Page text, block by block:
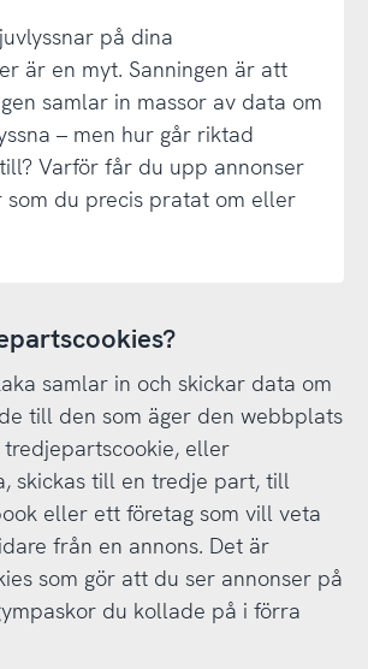
på dina
är en myt. Sanningen är att
samlar in massor av data om
– men hur går riktad
Varför får du upp annonser
som du precis pratat om eller
samlar in och skickar data om
till den som äger den webbplats
tredjepartscookie, eller
skickas till en tredje part, till
eller ett företag som vill veta
från en annons. Det är
som gör att du ser annonser på
du kollade på i förra